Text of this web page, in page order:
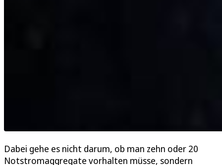
Dabei gehe es nicht darum, ob man zehn oder 20
Notstromaggregate vorhalten müsse, sondern